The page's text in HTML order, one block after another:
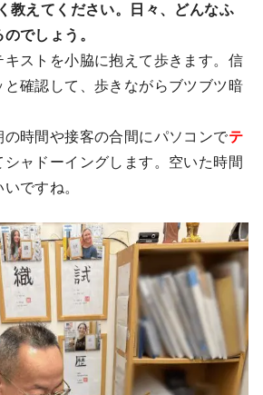
教えてください。日々、どんなふ
でしょう。
ストを小脇に抱えて歩きます。信
確認して、歩きながらブツブツ暗
時間や接客の合間にパソコンでテ
シャドーイングします。空いた時間
ですね。